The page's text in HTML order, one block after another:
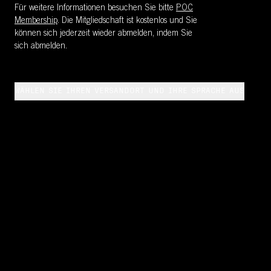
Für weitere Informationen besuchen Sie bitte POC
Membership. Die Mitgliedschaft ist kostenlos und Sie
können sich jederzeit wieder abmelden, indem Sie
sich abmelden.